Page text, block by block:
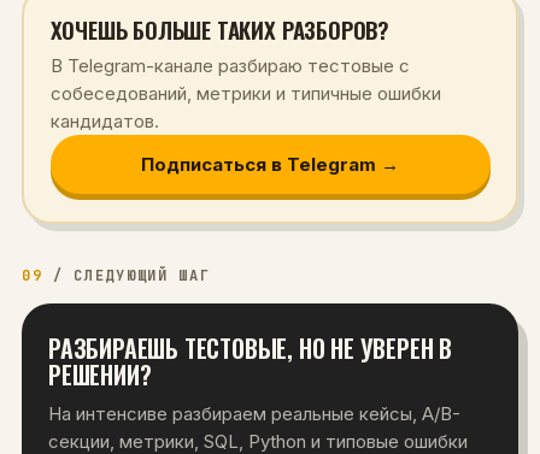
ХОЧЕШЬ БОЛЬШЕ ТАКИХ РАЗБОРОВ?
В Telegram-канале разбираю тестовые с
собеседований, метрики и типичные ошибки
кандидатов.
Подписаться в Telegram →
09 / СЛЕДУЮЩИЙ ШАГ
РАЗБИРАЕШЬ ТЕСТОВЫЕ, НО НЕ УВЕРЕН В
РЕШЕНИИ?
На интенсиве разбираем реальные кейсы, A/B-
секции, метрики, SQL, Python и типовые ошибки